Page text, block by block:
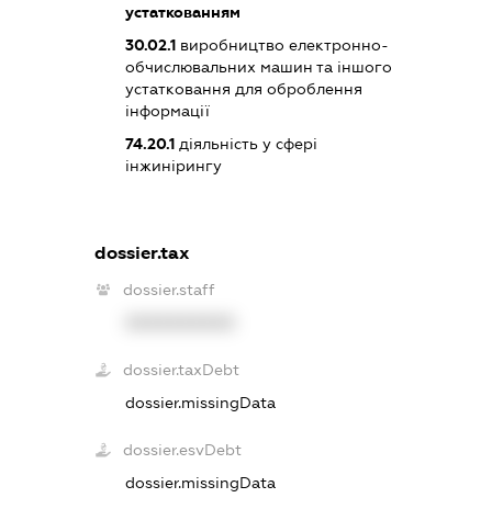
устаткованням
30.02.1виробництво електронно-
обчислювальних машин та іншого
устатковання для оброблення
інформації
74.20.1діяльність у сфері
інжинірингу
dossier.tax
dossier.staff
dossier.taxDebt
dossier.missingData
dossier.esvDebt
dossier.missingData